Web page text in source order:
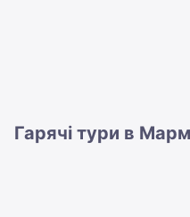
Гарячі тури в